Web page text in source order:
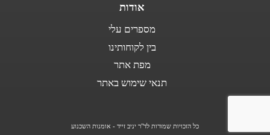
אודות
מספרים עלי
בין לקוחותינו
מפת אתר
תנאי שימוש באתר
כל הזכויות שמורות לד"ר יניב זייד - אומנות השכנוע